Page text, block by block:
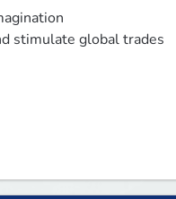
stimulate global trades